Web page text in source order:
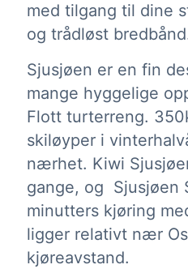
med tilgang til dine
og trådløst
Sjusjøen er en fin
mange hyggelige
Flott turterreng.
skiløyper i
nærhet. Kiwi
gange, og Sjusjøen
minutters kjøring
ligger relativt nær
kjøreavstand.